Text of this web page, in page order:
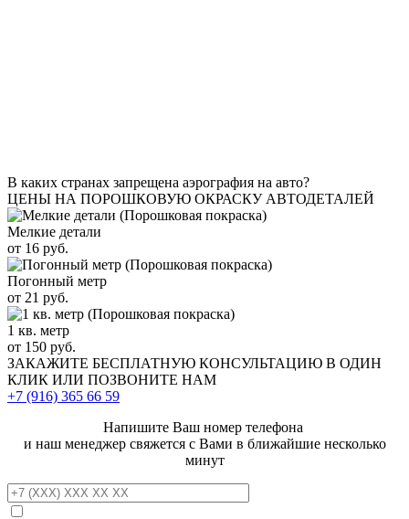
В каких странах запрещена аэрография на авто?
ЦЕНЫ НА ПОРОШКОВУЮ ОКРАСКУ АВТОДЕТАЛЕЙ
Мелкие детали
от 16 руб.
Погонный метр
от 21 руб.
1 кв. метр
от 150 руб.
ЗАКАЖИТЕ БЕСПЛАТНУЮ КОНСУЛЬТАЦИЮ В ОДИН
КЛИК ИЛИ ПОЗВОНИТЕ НАМ
+7 (916) 365 66 59
Напишите Ваш номер телефона
и наш менеджер свяжется с Вами в ближайшие несколько
минут